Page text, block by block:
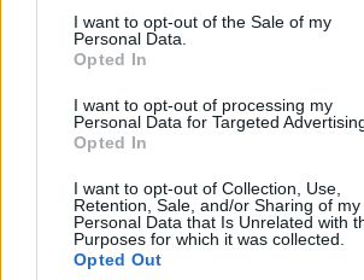
I want to opt-out of the Sale of my
Personal Data.
Opted In
I want to opt-out of processing my
Personal Data for Targeted
Opted In
I want to opt-out of Collection, Use,
Retention, Sale, and/or Sharing of my
Personal Data that Is Unrelated with
Purposes for which it was collected.
Opted Out
is arra számít, hogy az év egészében
KEDVES OLVASÓNK!
A keresett cikk a portfolio.hu
regisztrációhoz kötött.
Az előfizetés a következőket
Portfolio.hu teljes cikkarchívum